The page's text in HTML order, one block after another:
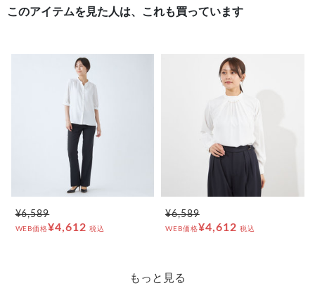
このアイテムを見た人は、これも買っています
¥6,589
WEB価格¥4,612 税込
¥6,589
WEB価格¥4,612 税込
もっと見る